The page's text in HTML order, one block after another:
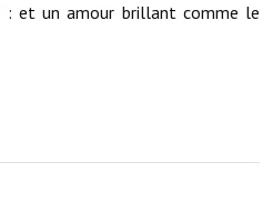
municipaux
& Le Fressinois
: et un amour brillant comme le